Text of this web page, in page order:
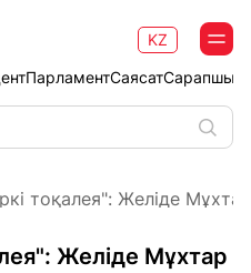
ПарламентСаясат
KZ
тоқалея": Желіде
Желіде Мұхтар